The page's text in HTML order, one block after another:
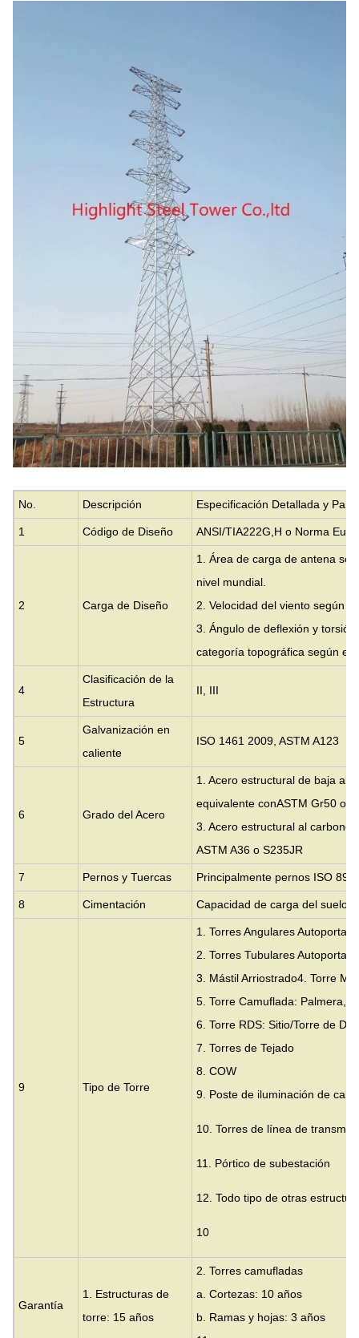
No. Descripción Especificación Detallada y
1 Código de Diseño ANSI/TIA222G,H o Norma
2 Carga de Diseño
1. Área de carga de antena
nivel mundial.
2. Velocidad del viento según
3. Ángulo de deflexión y
categoría topográfica según
4
Clasificación de la
Estructura
II, III
5
Galvanización en
caliente
ISO 1461 2009, ASTM A123
6 Grado del Acero
1. Acero estructural de baja
equivalente conASTM Gr50 o
3. Acero estructural al
ASTM A36 o S235JR
7 Pernos y Tuercas Principalmente pernos ISO
8 Cimentación Capacidad de carga del suelo
9 Tipo de Torre
1. Torres Angulares
2. Torres Tubulares
3. Mástil Arriostrado4. Torre
5. Torre Camuflada: Palmera,
6. Torre RDS: Sitio/Torre de
7. Torres de Tejado
8. COW
9. Poste de iluminación de calle
10. Torres de línea de
11. Pórtico de subestación
12. Todo tipo de otras
10
Garantía
1. Estructuras de
torre: 15 años
2. Torres camufladas
a. Cortezas: 10 años
b. Ramas y hojas: 3 años